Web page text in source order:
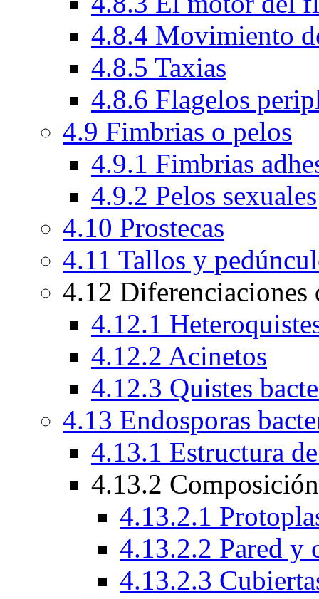
4.8.4 Movimiento
4.8.5 Taxias
4.8.6 Flagelos
4.9 Fimbrias o pelos
4.9.1 Fimbrias
4.9.2 Pelos sexuales
4.10 Prostecas
4.11 Tallos y
4.12 Diferenciaciones
4.12.1
4.12.2 Acinetos
4.12.3 Quistes
4.13 Endosporas
4.13.1 Estructura
4.13.2
4.13.2.1
4.13.2.2 Pared y
4.13.2.3